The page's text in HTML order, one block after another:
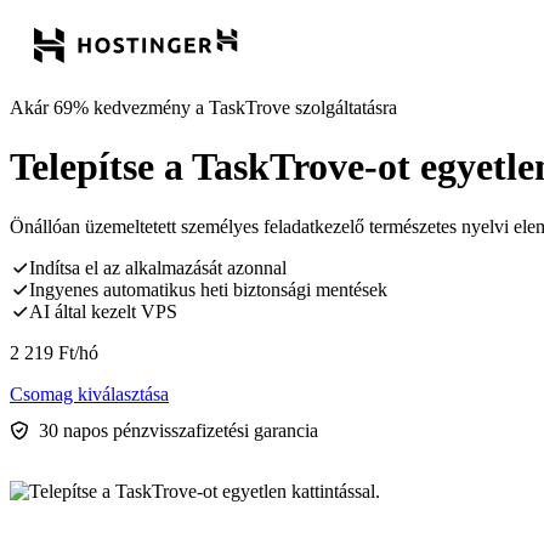
Akár 69% kedvezmény a TaskTrove szolgáltatásra
Telepítse a TaskTrove-ot
Önállóan üzemeltetett személyes feladatkezelő természetes nyelvi
Indítsa el az alkalmazását azonnal
Ingyenes automatikus heti biztonsági mentések
AI által kezelt VPS
2 219 Ft/hó
Csomag kiválasztása
30 napos pénzvisszafizetési garancia